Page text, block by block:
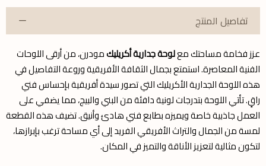
تفاصيل المنتج
عزز فخامة مساحتك معلوحة جدارية أكريليكمودرن، من أرقى اللوحات
الفنية المعاصرة. استمتع بجمال الثقافة الأفريقية وروعة التفاصيل في
هذه اللوحة الجدارية الأكريليك التي تصور سيدة أفريقية بإحساس فني
راقٍ. تأتي اللوحة بتدرجات لونية دافئة من البني والبيج، مما يضفي على
العمل جاذبية خاصة ويميزه بطابع فني هادئ وأنيق. تضيف هذه القطعة
لمسة من الجمال والتراث الأفريقي الفريد إلى أي مساحة ترغب بإبرازها،
لتكون مثالية لتعزيز الأناقة والتميز في المكان.